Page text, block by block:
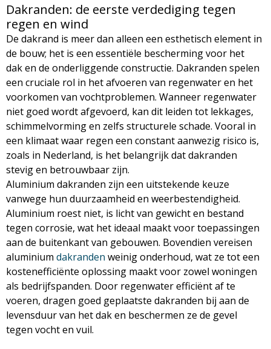
Dakranden: de eerste verdediging tegen
regen en wind
De dakrand is meer dan alleen een esthetisch element in
de bouw; het is een essentiële bescherming voor het
dak en de onderliggende constructie. Dakranden spelen
een cruciale rol in het afvoeren van regenwater en het
voorkomen van vochtproblemen. Wanneer regenwater
niet goed wordt afgevoerd, kan dit leiden tot lekkages,
schimmelvorming en zelfs structurele schade. Vooral in
een klimaat waar regen een constant aanwezig risico is,
zoals in Nederland, is het belangrijk dat dakranden
stevig en betrouwbaar zijn.
Aluminium dakranden zijn een uitstekende keuze
vanwege hun duurzaamheid en weerbestendigheid.
Aluminium roest niet, is licht van gewicht en bestand
tegen corrosie, wat het ideaal maakt voor toepassingen
aan de buitenkant van gebouwen. Bovendien vereisen
aluminium dakranden weinig onderhoud, wat ze tot een
kostenefficiënte oplossing maakt voor zowel woningen
als bedrijfspanden. Door regenwater efficiënt af te
voeren, dragen goed geplaatste dakranden bij aan de
levensduur van het dak en beschermen ze de gevel
tegen vocht en vuil.